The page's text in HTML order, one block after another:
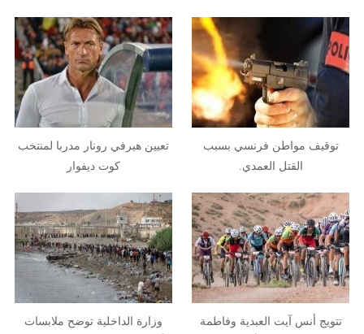
توقيف مواطن فرنسي بسبب
القتل العمدي.
تعيين هيرفي رونار مدربا لمنتخب
كوت ديفوار
تتويج أنس آيت العبدية وفاطمة
وزارة الداخلية توضح ملابسات